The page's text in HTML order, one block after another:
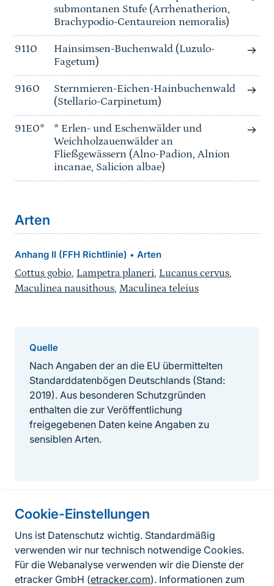
Cookie-Einstellungen
Uns ist Datenschutz wichtig. Standardmäßig
verwenden wir nur technisch notwendige Cookies.
Für die Webanalyse verwenden wir die Dienste der
etracker GmbH (etracker.com). Informationen zum
submontanen Stufe (Arrhenatherion,
Brachypodio-Centaureion nemoralis)
9110
Hainsimsen-Buchenwald (Luzulo-
Fagetum)
9160
Sternmieren-Eichen-Hainbuchenwald
(Stellario-Carpinetum)
91E0*
* Erlen- und Eschenwälder und
Weichholzauenwälder an
Fließgewässern (Alno-Padion, Alnion
incanae, Salicion albae)
Arten
Anhang II (FFH Richtlinie) • Arten
Cottus gobio, Lampetra planeri, Lucanus cervus,
Maculinea nausithous, Maculinea teleius
Quelle
Nach Angaben der an die EU übermittelten
Standarddatenbögen Deutschlands (Stand:
2019). Aus besonderen Schutzgründen
enthalten die zur Veröffentlichung
freigegebenen Daten keine Angaben zu
sensiblen Arten.
Informationen zur Seite
FußzeileKontakt zum BfN
Kontaktformular